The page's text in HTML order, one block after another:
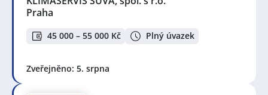
Praha
45 000 – 55 000 Kč Plný úvazek
Zveřejněno: 5. srpna